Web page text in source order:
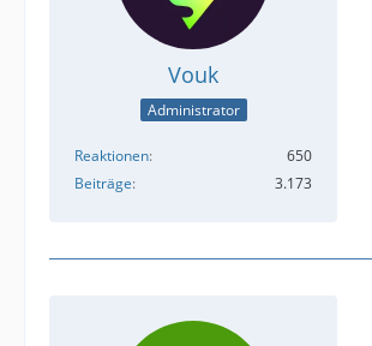
Vouk
Administrator
Reaktionen
650
Beiträge
3.173